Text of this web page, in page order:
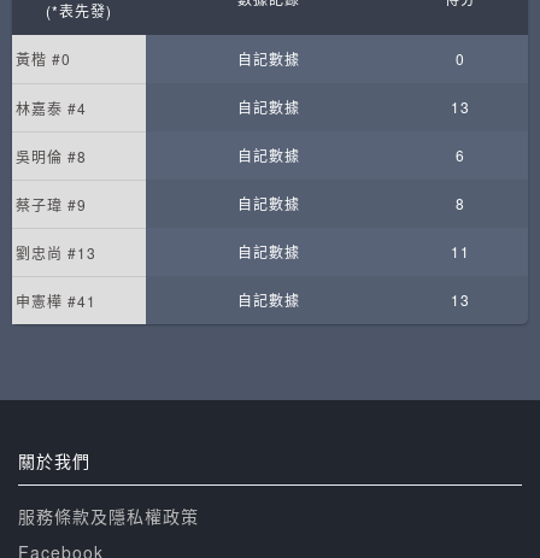
(*表先發)
黃楷 #0 自記數據 0
林嘉泰 #4 自記數據 13
吳明倫 #8 自記數據 6
蔡子瑋 #9 自記數據 8
劉忠尚 #13 自記數據 11
申憲樺 #41 自記數據 13
關於我們
服務條款及隱私權政策
Facebook